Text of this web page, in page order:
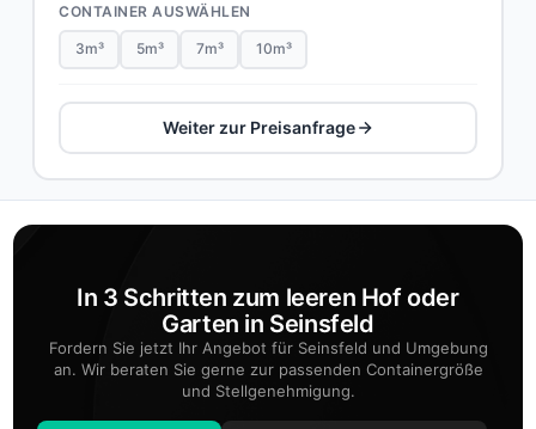
CONTAINER AUSWÄHLEN
3m³ 5m³ 7m³ 10m³
Weiter zur Preisanfrage
In 3 Schritten zum leeren Hof oder
Garten in Seinsfeld
Fordern Sie jetzt Ihr Angebot für Seinsfeld und Umgebung
an. Wir beraten Sie gerne zur passenden Containergröße
und Stellgenehmigung.